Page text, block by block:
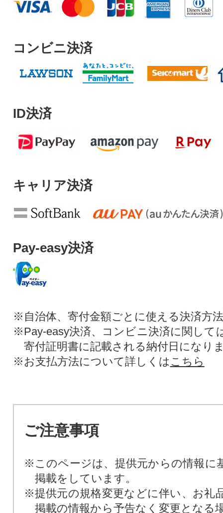
コンビニ決済
ID決済
キャリア決済
Pay-easy決済
※自治体、寄付金額ごとに使える決済方
※Pay-easy決済、コンビニ決済に関して
寄付証明書に記載される納付日になり
※お支払方法について詳しくは こちら
ご注意事項
※このページは、提供元からの情報に
掲載をしています。
※提供元の規格変更などに伴い、お礼
掲載の情報から予告なく変更となる